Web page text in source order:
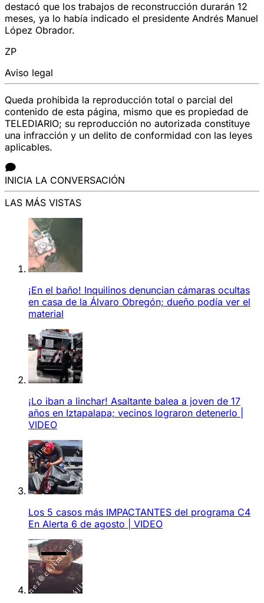
destacó que los trabajos de reconstrucción durarán 12
meses, ya lo había indicado el presidente Andrés Manuel
López Obrador.
ZP
Aviso legal
Queda prohibida la reproducción total o parcial del
contenido de esta página, mismo que es propiedad de
TELEDIARIO; su reproducción no autorizada constituye
una infracción y un delito de conformidad con las leyes
aplicables.
INICIA LA CONVERSACIÓN
LAS MÁS VISTAS
¡En el baño! Inquilinos denuncian cámaras ocultas
en casa de la Álvaro Obregón; dueño podía ver el
material
¡Lo iban a linchar! Asaltante balea a joven de 17
años en Iztapalapa; vecinos lograron detenerlo |
VIDEO
Los 5 casos más IMPACTANTES del programa C4
En Alerta 6 de agosto | VIDEO